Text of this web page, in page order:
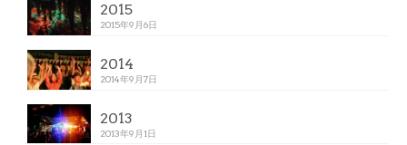
2015
2015年9月6日
2014
2014年9月7日
2013
2013年9月1日